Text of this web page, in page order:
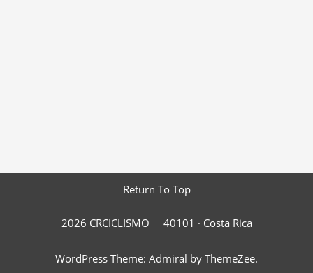
Return To Top
2026 CRCICLISMO 40101 · Costa Rica
WordPress Theme: Admiral by ThemeZee.